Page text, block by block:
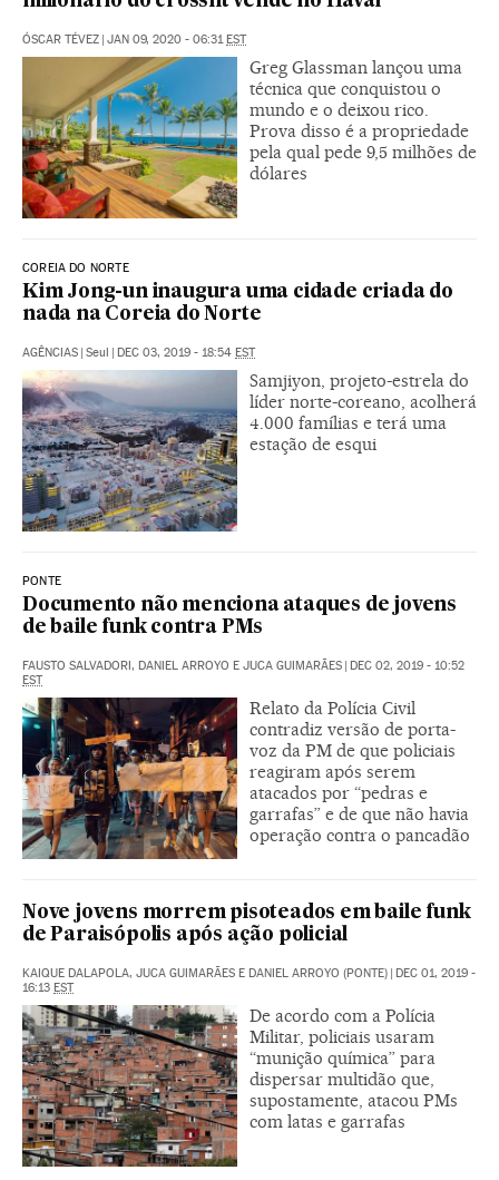
ÓSCAR TÉVEZ | JAN 09, 2020 - 06:31EST
Greg Glassman lançou uma
técnica que conquistou o
mundo e o deixou rico.
Prova disso é a propriedade
pela qual pede 9,5 milhões de
dólares
COREIA DO NORTE
Kim Jong-un inaugura uma cidade criada do
nada na Coreia do Norte
AGÊNCIAS | Seul | DEC 03, 2019 - 18:54 EST
Samjiyon, projeto-estrela do
líder norte-coreano, acolherá
4.000 famílias e terá uma
estação de esqui
PONTE
Documento não menciona ataques de jovens
de baile funk contra PMs
FAUSTO SALVADORI, DANIEL ARROYO E JUCA GUIMARÃES | DEC 02, 2019 - 10:52
EST
Relato da Polícia Civil
contradiz versão de porta-
voz da PM de que policiais
reagiram após serem
atacados por “pedras e
garrafas” e de que não havia
operação contra o pancadão
Nove jovens morrem pisoteados em baile funk
de Paraisópolis após ação policial
KAIQUE DALAPOLA, JUCA GUIMARÃES E DANIEL ARROYO (PONTE) | DEC 01, 2019 -
16:13 EST
De acordo com a Polícia
Militar, policiais usaram
“munição química” para
dispersar multidão que,
supostamente, atacou PMs
com latas e garrafas